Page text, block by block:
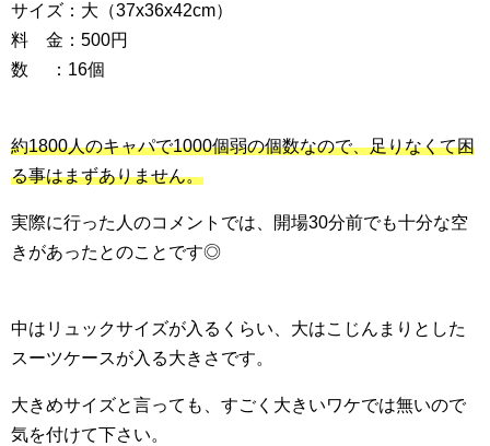
サイズ：大（37x36x42cm）
料 金：500円
数 ：16個
約1800人のキャパで1000個弱の個数なので、足りなくて困
る事はまずありません。
実際に行った人のコメントでは、開場30分前でも十分な空
きがあったとのことです◎
中はリュックサイズが入るくらい、大はこじんまりとした
スーツケースが入る大きさです。
大きめサイズと言っても、すごく大きいワケでは無いので
気を付けて下さい。